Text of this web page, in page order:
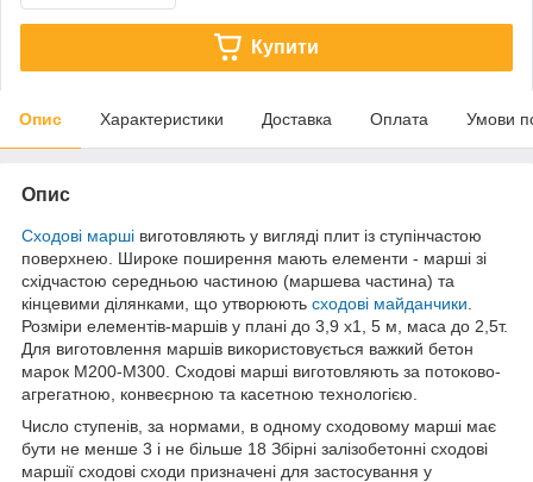
Купити
Опис Характеристики Доставка Оплата Умови
Опис
Сходові марші виготовляють у вигляді плит із ступінчастою
поверхнею. Широке поширення мають елементи - марші зі
східчастою середньою частиною (маршева частина) та
кінцевими ділянками, що утворюють сходові майданчики
Розміри елементів-маршів у плані до 3,9 х1, 5 м, маса до 2,5т.
Для виготовлення маршів використовується важкий бетон
марок М200-М300. Сходові марші виготовляють за потоково-
агрегатною, конвеєрною та касетною технологією.
Число ступенів, за нормами, в одному сходовому марші має
бути не менше 3 і не більше 18 Збірні залізобетонні сходові
маршії сходові сходи призначені для застосування у